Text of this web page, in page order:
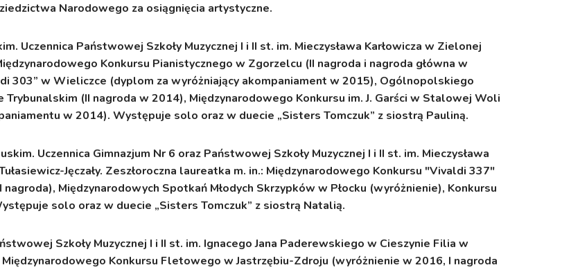
Narodowego za osiągnięcia artystyczne.
Uczennica Państwowej Szkoły Muzycznej I i II st. im. Mieczysława Karłowicza w Zielonej
Konkursu Pianistycznego w Zgorzelcu (II nagroda i nagroda główna w
303” w Wieliczce (dyplom za wyróżniający akompaniament w 2015), Ogólnopolskiego
(II nagroda w 2014), Międzynarodowego Konkursu im. J. Garści w Stalowej Woli
w 2014). Występuje solo oraz w duecie „Sisters Tomczuk” z siostrą Pauliną.
Uczennica Gimnazjum Nr 6 oraz Państwowej Szkoły Muzycznej I i II st. im. Mieczysława
Jęczały. Zeszłoroczna laureatka m. in.: Międzynarodowego Konkursu "Vivaldi 337"
Międzynarodowych Spotkań Młodych Skrzypków w Płocku (wyróżnienie), Konkursu
solo oraz w duecie „Sisters Tomczuk” z siostrą Natalią.
Szkoły Muzycznej I i II st. im. Ignacego Jana Paderewskiego w Cieszynie Filia w
Konkursu Fletowego w Jastrzębiu-Zdroju (wyróżnienie w 2016, I nagroda